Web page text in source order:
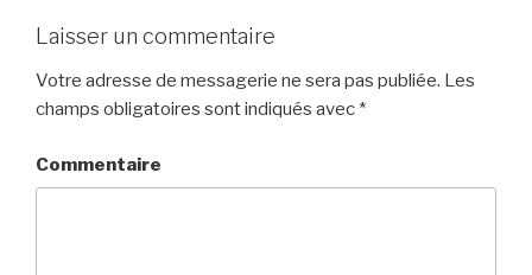
Laisser un commentaire
Votre adresse de messagerie ne sera pas publiée. Les
champs obligatoires sont indiqués avec *
Commentaire